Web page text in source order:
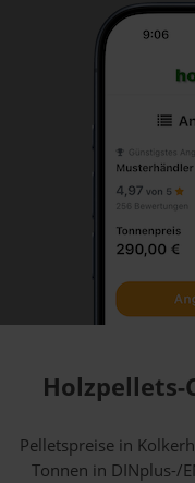
Pelletspreise in
Tonnen in DINplus-/